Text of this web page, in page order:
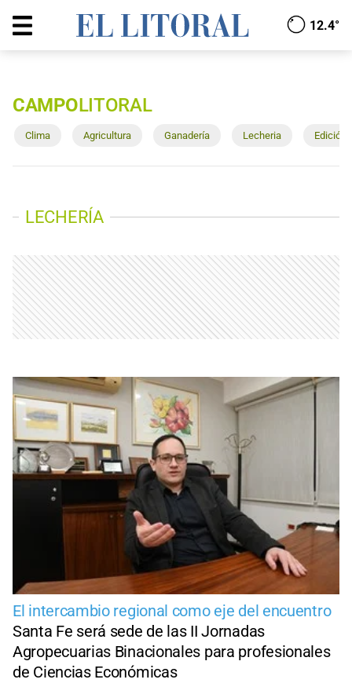
12.4°
CAMPOLITORAL
Clima Agricultura Ganadería Lecheria Edición
LECHERÍA
El intercambio regional como eje del encuentro
Santa Fe será sede de las II Jornadas
Agropecuarias Binacionales para profesionales
de Ciencias Económicas